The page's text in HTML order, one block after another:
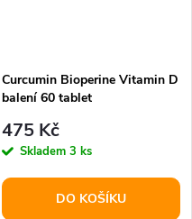
Curcumin Bioperine Vitamin D
balení 60 tablet
475 Kč
Skladem 3 ks
DO KOŠÍKU